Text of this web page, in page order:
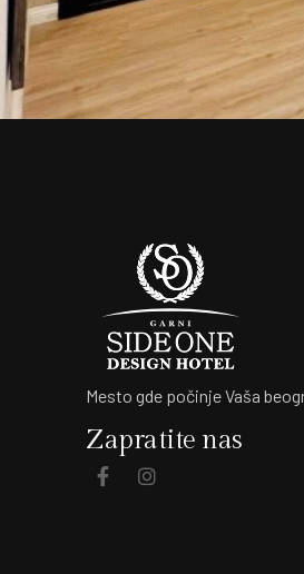
Mesto gde počinje Vaša
Zapratite nas